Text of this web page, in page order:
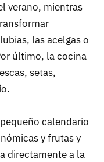
verano, mientras
las acelgas o
último, la cocina
setas,
calendario
y frutas y
directamente a la